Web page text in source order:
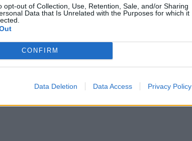
opt-out of Collection, Use, Retention, Sale, and/or Sharing
Data that Is Unrelated with the Purposes for which it
CONFIRM
Data Deletion Data Access Privacy Policy